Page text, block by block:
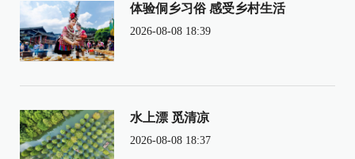
体验侗乡习俗 感受乡村生活
2026-08-08 18:39
水上漂 觅清凉
2026-08-08 18:37